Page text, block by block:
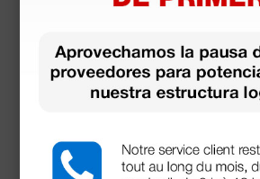
mejora la ergonomía del personal
relevante: los materiales fáciles de
resistencia a sustancias químicas o
que estos sillones sean ideales para